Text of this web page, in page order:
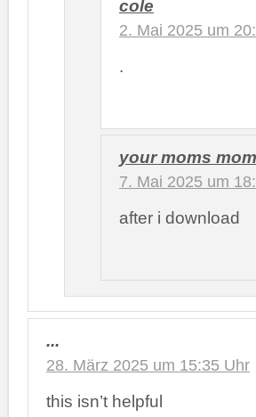
cole
2. Mai 2025 um
.
your moms mom
7. Mai 2025 um
after i download
...
28. März 2025 um 15:35 Uhr
this isn’t helpful